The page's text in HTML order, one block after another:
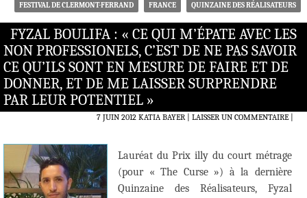
FESTIVAL DE CLERMONT-FERRAND FRANCE QUINZAINE DES RÉALISATEURS
FYZAL BOULIFA : « CE QUI M’ÉPATE AVEC LES
NON PROFESSIONELS, C’EST DE NE PAS SAVOIR
CE QU’ILS SONT EN MESURE DE FAIRE ET DE
DONNER, ET DE ME LAISSER SURPRENDRE
PAR LEUR POTENTIEL »
7 JUIN 2012 KATIA BAYER LAISSER UN COMMENTAIRE|
Lauréat du Prix illy du court métrage
(pour « The Curse ») à la dernière
Quinzaine des Réalisateurs, Fyzal